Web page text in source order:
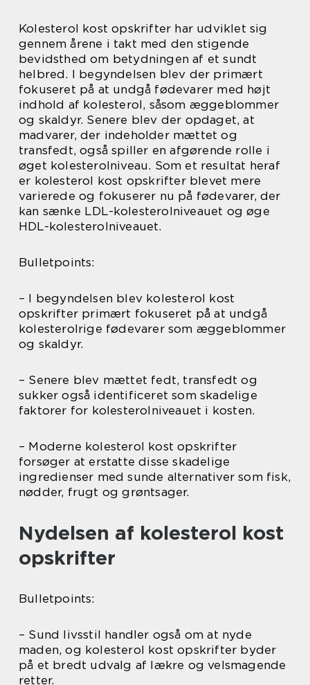
Kolesterol kost opskrifter har udviklet sig
gennem årene i takt med den stigende
bevidsthed om betydningen af et sundt
helbred. I begyndelsen blev der primært
fokuseret på at undgå fødevarer med højt
indhold af kolesterol, såsom æggeblommer
og skaldyr. Senere blev der opdaget, at
madvarer, der indeholder mættet og
transfedt, også spiller en afgørende rolle i
øget kolesterolniveau. Som et resultat heraf
er kolesterol kost opskrifter blevet mere
varierede og fokuserer nu på fødevarer, der
kan sænke LDL-kolesterolniveauet og øge
HDL-kolesterolniveauet.
Bulletpoints:
– I begyndelsen blev kolesterol kost
opskrifter primært fokuseret på at undgå
kolesterolrige fødevarer som æggeblommer
og skaldyr.
– Senere blev mættet fedt, transfedt og
sukker også identificeret som skadelige
faktorer for kolesterolniveauet i kosten.
– Moderne kolesterol kost opskrifter
forsøger at erstatte disse skadelige
ingredienser med sunde alternativer som fisk,
nødder, frugt og grøntsager.
Nydelsen af kolesterol kost
opskrifter
Bulletpoints:
– Sund livsstil handler også om at nyde
maden, og kolesterol kost opskrifter byder
på et bredt udvalg af lækre og velsmagende
retter.